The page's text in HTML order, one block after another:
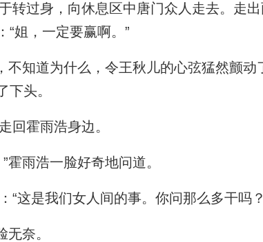
转过身，向休息区中唐门众人走去。走
“姐，一定要赢啊。”
不知道为什么，令王秋儿的心弦猛然颤动
下头。
霍雨浩身边。
雨浩一脸好奇地问道。
这是我们女人间的事。你问那么多干吗
奈。